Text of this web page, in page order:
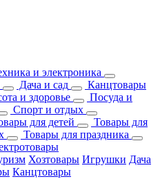
и электроника
Дача и сад
Канцтовары
и здоровье
Посуда и
Спорт и отдых
для детей
Товары для
Товары для праздника
Хозтовары Игрушки Дача
Канцтовары